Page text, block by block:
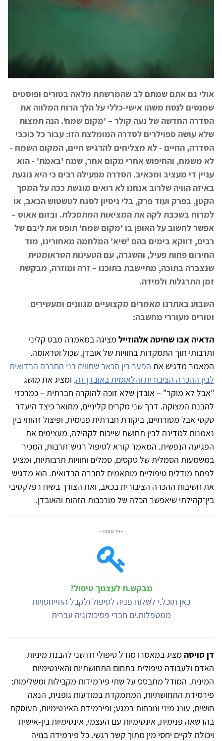
אולי גם אתם שמתם לב שהמרשתת מלאה בטורים ופוסטים
שמנסים לנסח משהו אישי-כללי על הלך הרוח המלווה את
הסדרה החדשה של נעה קולר – 'מקום שמח'. הנה תמצות
שלא עושה ספוילרים לסדרה המומלצת הזו: עבור כל כוכבי
הסדרה, החיים - לא מצליחים להרגיש חיים, המקום השמח -
לא משמח, והחיפוש אחרי מקום אחר, שמח 'באמת' - הוא
עניין די מעציב ומכאיב. הסדרה מפעילה רבים כי היא נוגעת
באיזה הוויה שלרוב אנחנו לא רואים מוגשת ככה על המסך
הקטן, בפרק ועוד פרק, בלי ניסיון לסגת לטשטוש הכאב, או
למרוח בשכבת לקה את המציאות המתסכלת. ובזום אאוט –
אפשר לחשוב על האופן בו 'מקום שמח' תופס את ליבם של
רבים, דווקא בימים בהם 'שיא' המלחמה מאחורינו, מוד
החירום פחות פעיל, והשגרה, עם הטעינות הטראומטית
שנצברה בתוכה, מתיישבת בתוכנו – זרה ומוזרה, מבקשת
זמן התרגלות ולמידה.
השבוע באתרנו מאמרים מקצועיים מגוונים ומעשירים
וטורים מעוררי מחשבה:
הדאיה אבו שחיטה אלהוזייל מציגה במאמרה מבט קליני
ותרבותי תוך התמקדות בחוויות של אובדן, שכול וטראומה.
המאמר מדגיש את הפער בין הכאב שחווים בני החברה הבדואית
לבין ההכרה הציבורית והלאומית באובדן זה, ומציג את מושג
"אבל לא מוקר" – אובדן שלא זוכה להוקרה חברתית – כמרכזי
להבנת המצוקה. דרך שני מקרים קליניים, מתואר כיצד היעדר
טקסי אבל מסורתיים, ביקורת חברתית פנימית, ופיצול זהותי בין
נאמנות למדינה לבין תחושת שייכות לקהילה, מעצימים את
הפגיעה הנפשית. המאמר קורא לטיפול רגיש־תרבות, המכיר
במשמעות הסמלית של טקסים, סמלים וחוויות תרבותיות, ומציע
לפתח מודלים טיפוליים מותאמים לחברה הבדואית. הוא מדגיש
את חשיבות ההכרה הציבורית בכאב, ואת הצורך בשיח רפלקטיבי
בין־קהילתי שיאפשר הכלה של מורכבות הזהות והאובדן.
- פרסומת -
מבקש.ת לעצמך טיפול?
כאן תוכל.י לשלוח פניה לטיפול ולקבל התייחסויות
ממטפלות.ים חברי פסיכולוגיה עברית
דן סויסה מציג במאמרו מודל טיפולי חדשני להבנת מיניות
האדם ולעבודה טיפולית בתחום התחושתיות והאינטימיות
המינית. המודל מתבסס על שתי פירמידות מקבילות ומשלימות:
פירמידת התחושתיות, המתמקדת במודעות גופנית, הנאה
חושית, עונג מיני ונוכחות במגע; ופירמידת האינטימיות, העוסקת
בהרשאה פנימית, אינטימיות עם העצמי, אינטימיות בין-אישית
ויכולת לקיים יחסי מין מתוך קשר רגשי. כל פירמידה בנויה